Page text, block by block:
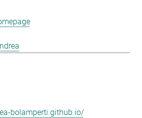
bolamperti.github.io/